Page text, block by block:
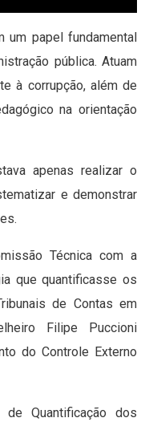
um papel fundamental
pública. Atuam
à corrupção, além de
na orientação
apenas realizar o
e demonstrar
Técnica com a
que quantificasse os
de Contas em
Filipe Puccioni
do Controle Externo
Quantificação dos